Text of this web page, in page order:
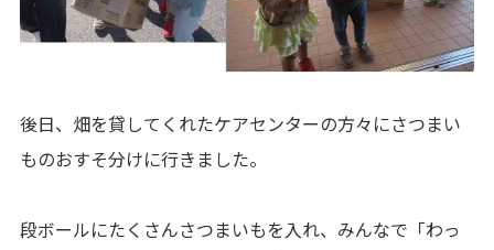
後日、畑を貸してくれたケアセンターの方々にさつまい
ものおすそ分けに行きました。
段ボールにたくさんさつまいもを入れ、みんなで「わっ